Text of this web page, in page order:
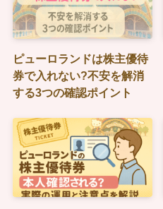
ピューロランドは株主優待
券で入れない?不安を解消
する3つの確認ポイント